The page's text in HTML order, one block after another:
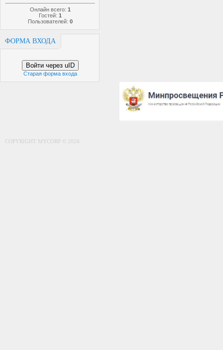
Онлайн всего: 1
Гостей: 1
Пользователей: 0
ФОРМА ВХОДА
Войти через uID
Старая форма входа
COPYRIGHT MYCORP © 2026